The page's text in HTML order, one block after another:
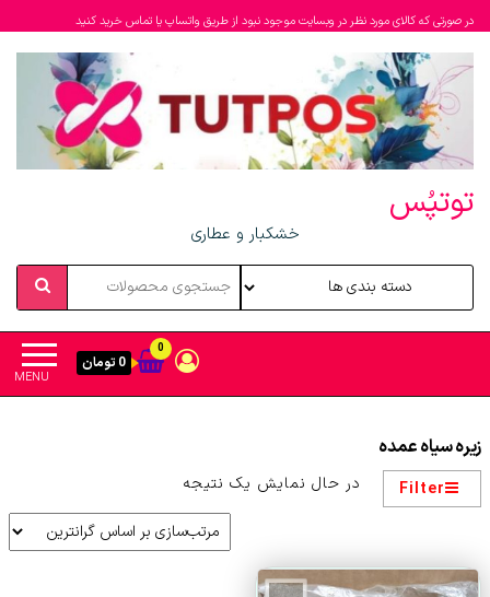
در صورتی که کالای مورد نظر در وبسایت موجود نبود از طریق واتساپ یا تماس خرید کنید
توتپُس
خشکبار و عطاری
MENU
0
0 تومان
زیره سیاه عمده
Filter در حال نمایش یک نتیجه